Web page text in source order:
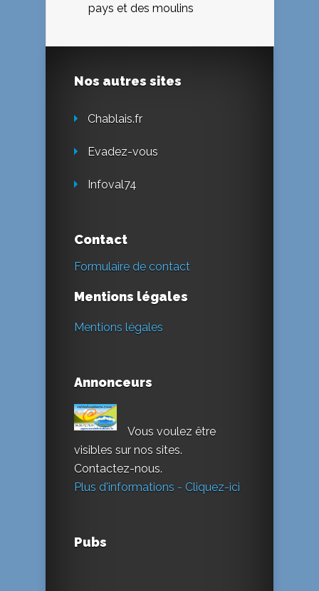
pays et des moulins
Nos autres sites
Chablais.fr
Evadez-vous
Infoval74
Contact
Formulaire de contact
Mentions légales
Mentions légales
Annonceurs
Vous voulez être
visibles sur nos sites.
Contactez-nous.
Plus d'informations - Cliquez-ici
Pubs